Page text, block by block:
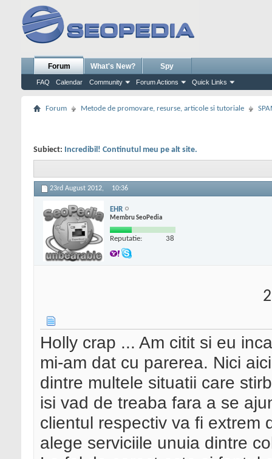
Forum
FAQ Calendar Community Forum Actions Quick Links
What's New? Spy
Forum Metode de promovare, resurse, articole si tutoriale
Subiect: Incredibil! Continutul meu pe alt site.
23rd August 2012, 10:36
EHR
Membru SeoPedia
Reputatie: 38
Holly crap ... Am citit si eu
mi-am dat cu parerea. Nici
dintre multele situatii care
isi vad de treaba fara a se
clientul respectiv va fi extrem
alege serviciile unuia dintre